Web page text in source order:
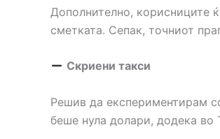
Дополнително, корисниците
сметката. Сепак, точниот
Скриени такси
Решив да експериментирам
беше нула долари, додека во